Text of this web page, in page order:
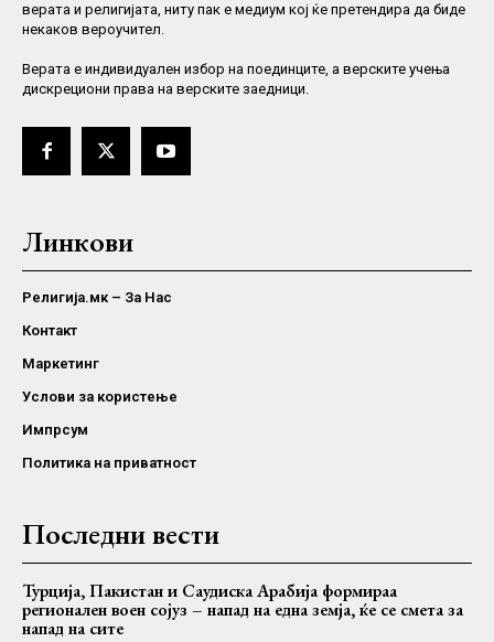
верата и религијата, ниту пак е медиум кој ќе претендира да биде
некаков вероучител.
Верaта е индивидуален избор на поединците, а верските учења
дискрециони права на верските заедници.
Линкови
Религија.мк – За Нас
Контакт
Маркетинг
Услови за користење
Импрсум
Политика на приватност
Последни вести
Турција, Пакистан и Саудиска Арабија формираа
регионален воен сојуз – напад на една земја, ќе се смета за
напад на сите